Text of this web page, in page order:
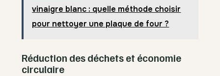
vinaigre blanc : quelle méthode choisir
pour nettoyer une plaque de four ?
Réduction des déchets et économie
circulaire